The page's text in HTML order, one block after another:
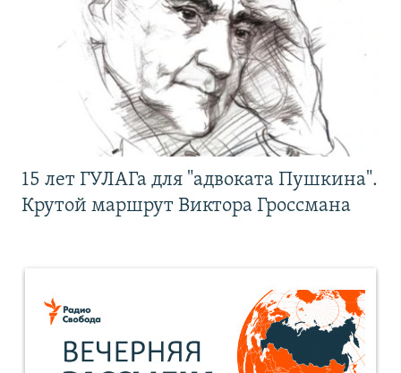
15 лет ГУЛАГа для "адвоката Пушкина".
Крутой маршрут Виктора Гроссмана